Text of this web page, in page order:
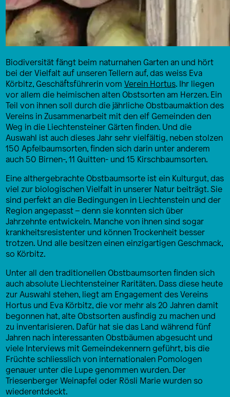
Biodiversität fängt beim naturnahen Garten an und hört
bei der Vielfalt auf unseren Tellern auf, das weiss Eva
Körbitz, Geschäftsführerin vom Verein Hortus. Ihr liegen
vor allem die heimischen alten Obstsorten am Herzen. Ein
Teil von ihnen soll durch die jährliche Obstbaumaktion des
Vereins in Zusammenarbeit mit den elf Gemeinden den
Weg in die Liechtensteiner Gärten finden. Und die
Auswahl ist auch dieses Jahr sehr vielfältig, neben stolzen
150 Apfelbaumsorten, finden sich darin unter anderem
auch 50 Birnen-, 11 Quitten- und 15 Kirschbaumsorten.
Eine althergebrachte Obstbaumsorte ist ein Kulturgut, das
viel zur biologischen Vielfalt in unserer Natur beiträgt. Sie
sind perfekt an die Bedingungen in Liechtenstein und der
Region angepasst – denn sie konnten sich über
Jahrzehnte entwickeln. Manche von ihnen sind sogar
krankheitsresistenter und können Trockenheit besser
trotzen. Und alle besitzen einen einzigartigen Geschmack,
so Körbitz.
Unter all den traditionellen Obstbaumsorten finden sich
auch absolute Liechtensteiner Raritäten. Dass diese heute
zur Auswahl stehen, liegt am Engagement des Vereins
Hortus und Eva Körbitz, die vor mehr als 20 Jahren damit
begonnen hat, alte Obstsorten ausfindig zu machen und
zu inventarisieren. Dafür hat sie das Land während fünf
Jahren nach interessanten Obstbäumen abgesucht und
viele Interviews mit Gemeindekennern geführt, bis die
Früchte schliesslich von internationalen Pomologen
genauer unter die Lupe genommen wurden. Der
Triesenberger Weinapfel oder Rösli Marie wurden so
wiederentdeckt.